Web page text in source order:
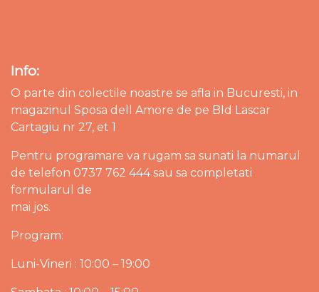
Info:
O parte din colectile noastre se afla in Bucuresti, in
magazinul Sposa dell Amore de pe Bld Lascar
Cartagiu nr 27, et 1
Pentru programare va rugam sa sunati la numarul
de telefon 0737 762 444 sau sa completati
formularul de
mai jos.
Program:
Luni-Vineri : 10:00 – 19:00